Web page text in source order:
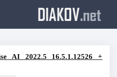
DIAKOV.net
AI 2022.5 16.5.1.12526 +